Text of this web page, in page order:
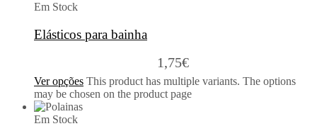
Em Stock
Elásticos para bainha
1,75€
Ver opções This product has multiple variants. The options
may be chosen on the product page
Em Stock